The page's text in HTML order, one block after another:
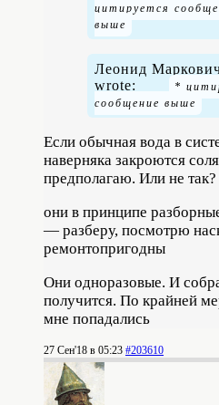
Леонид
wrote:
Если обычная вода в
наверняка закроются
предполагаю. Или не так?
они в принципе
— разберу, посмотрю
ремонтопригодны
Они одноразовые. И
получится. По крайней
мне попадались
27 Сен'18 в 05:23 #203610